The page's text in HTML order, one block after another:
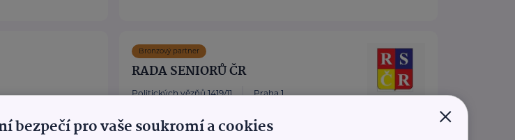
Bronzový partner
RADA SENIORŮ ČR
Politických vězňů 1419/11 Praha 1
Poskytujeme bezplatné sociálně-právní
poradentství pro seniory po celé ČR.
×
bezpečí pro vaše soukromí a cookies